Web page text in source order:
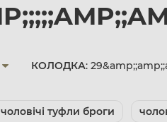
КОЛОДКА:
чоловічі туфли броги